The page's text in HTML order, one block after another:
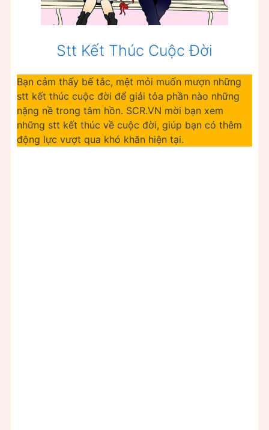
Stt Kết Thúc Cuộc Đời
Bạn cảm thấy bế tắc, mệt mỏi muốn mượn những
stt kết thúc cuộc đời để giải tỏa phần nào những
nặng nề trong tâm hồn. SCR.VN mời bạn xem
những stt kết thúc về cuộc đời, giúp bạn có thêm
động lực vượt qua khó khăn hiện tại.